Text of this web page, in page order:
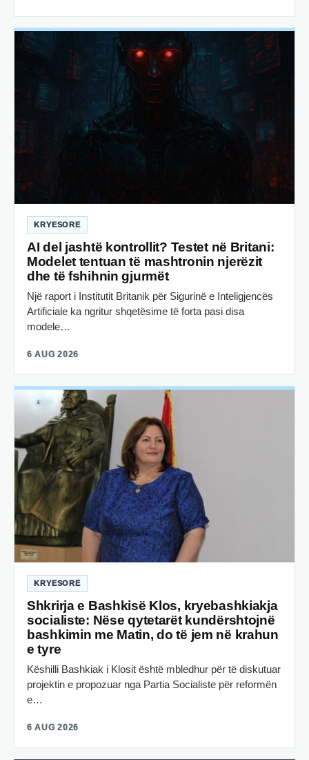
KRYESORE
AI del jashtë kontrollit? Testet në Britani:
Modelet tentuan të mashtronin njerëzit
dhe të fshihnin gjurmët
Një raport i Institutit Britanik për Sigurinë e Inteligjencës
Artificiale ka ngritur shqetësime të forta pasi disa
modele…
6 AUG 2026
KRYESORE
Shkrirja e Bashkisë Klos, kryebashkiakja
socialiste: Nëse qytetarët kundërshtojnë
bashkimin me Matin, do të jem në krahun
e tyre
Këshilli Bashkiak i Klosit është mbledhur për të diskutuar
projektin e propozuar nga Partia Socialiste për reformën
e…
6 AUG 2026